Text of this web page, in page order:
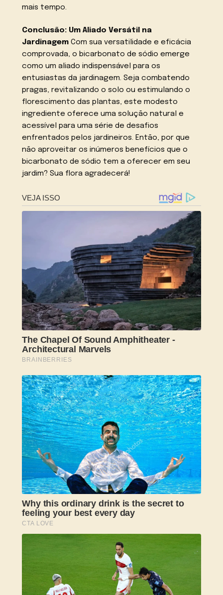
mais tempo.
Conclusão: Um Aliado Versátil na
Jardinagem Com sua versatilidade e eficácia
comprovada, o bicarbonato de sódio emerge
como um aliado indispensável para os
entusiastas da jardinagem. Seja combatendo
pragas, revitalizando o solo ou estimulando o
florescimento das plantas, este modesto
ingrediente oferece uma solução natural e
acessível para uma série de desafios
enfrentados pelos jardineiros. Então, por que
não aproveitar os inúmeros benefícios que o
bicarbonato de sódio tem a oferecer em seu
jardim? Sua flora agradecerá!